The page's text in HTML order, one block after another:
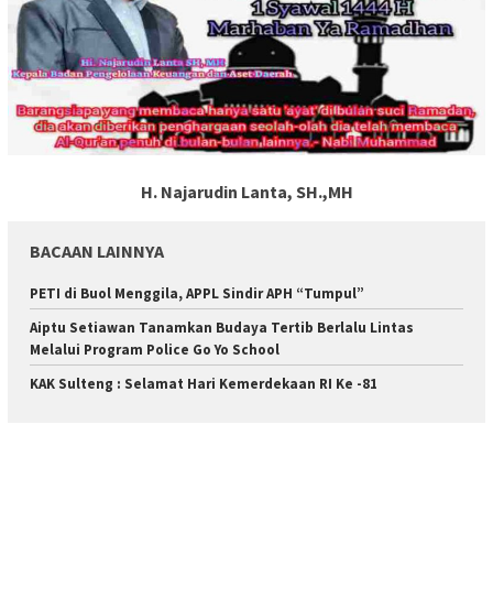
H. Najarudin Lanta, SH.,MH
BACAAN LAINNYA
PETI di Buol Menggila, APPL Sindir APH “Tumpul”
Aiptu Setiawan Tanamkan Budaya Tertib Berlalu Lintas
Melalui Program Police Go Yo School
KAK Sulteng : Selamat Hari Kemerdekaan RI Ke -81